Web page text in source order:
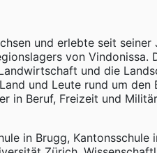
und erlebte seit seiner
von Vindonissa.
und die
und Leute rund um den
in Beruf, Freizeit und
in Brugg, Kantonsschule